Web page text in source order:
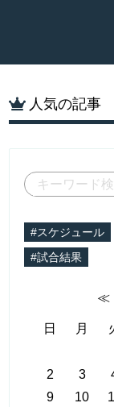
人気の記事
#スケジュール
#試合結果
日 月
2
3
9
10